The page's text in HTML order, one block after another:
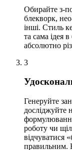
Обирайте з-
блекворк,
інші. Стиль
та сама ідея
абсолютно
3
Генеруйте
досліджуйте
роботу чи
відчуватися
правильним.